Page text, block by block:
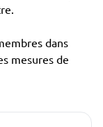
dans
mesures de